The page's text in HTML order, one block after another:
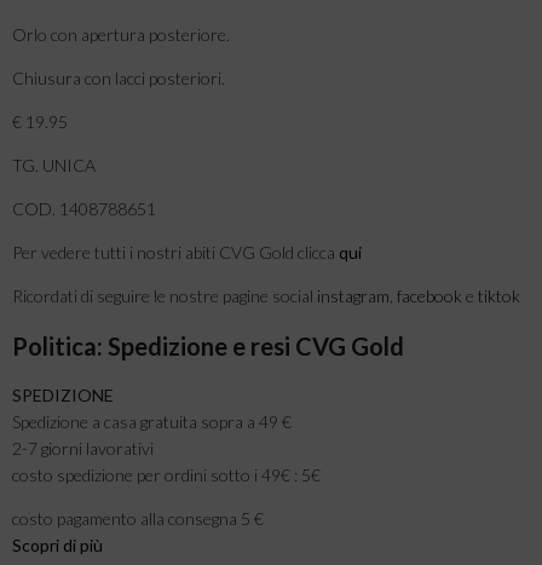
Orlo con apertura posteriore.
Chiusura con lacci posteriori.
€ 19.95
TG. UNICA
COD. 1408788651
Per vedere tutti i nostri abiti CVG Gold clicca qui
Ricordati di seguire le nostre pagine social instagram facebook e tiktok
Politica: Spedizione e resi CVG Gold
SPEDIZIONE
Spedizione a casa gratuita sopra a 49 €
2-7 giorni lavorativi
costo spedizione per ordini sotto i 49€ : 5€
costo pagamento alla consegna 5 €
Scopri di più